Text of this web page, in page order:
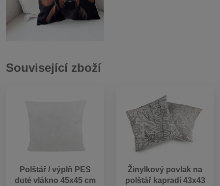
Související zboží
Polštář / výplň PES
duté vlákno 45x45 cm
Žinylkový povlak na
polštář kapradí 43x43